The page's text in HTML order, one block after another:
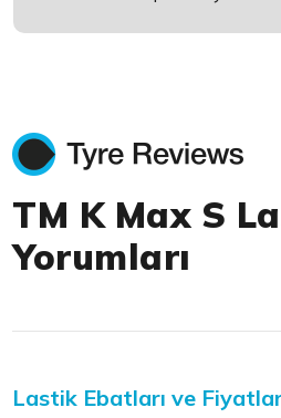
TM K Max S
Yorumları
Lastik Ebatları ve